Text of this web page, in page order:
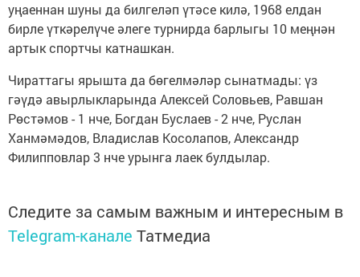
уңаеннан шуны да билгеләп үтәсе килә, 1968 елдан
бирле үткәрелүче әлеге турнирда барлыгы 10 меңнән
артык спортчы катнашкан.
Чираттагы ярышта да бөгелмәләр сынатмады: үз
гәүдә авырлыкларында Алексей Соловьев, Равшан
Рөстәмов - 1 нче, Богдан Буслаев - 2 нче, Руслан
Ханмәмәдов, Владислав Косолапов, Александр
Филипповлар 3 нче урынга лаек булдылар.
Следите за самым важным и интересным в
Telegram-канале Татмедиа